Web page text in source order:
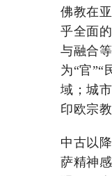
佛教在
乎全面
与融合
为“官”“
域；城
印欧宗
中古以
萨精神